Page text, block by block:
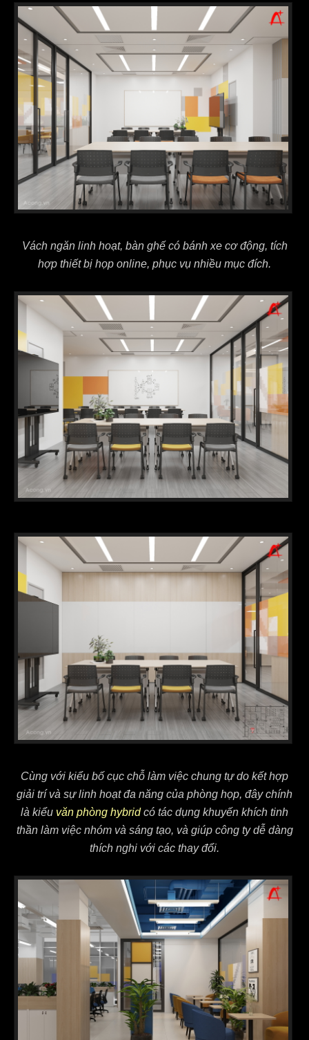
Vách ngăn linh hoạt, bàn ghế có bánh xe cơ động, tích
hợp thiết bị họp online, phục vụ nhiều mục đích.
Cùng với kiểu bố cục chỗ làm việc chung tự do kết hợp
giải trí và sự linh hoạt đa năng của phòng họp, đây chính
là kiểu văn phòng hybridcó tác dụng khuyến khích tinh
thần làm việc nhóm và sáng tạo, và giúp công ty dễ dàng
thích nghi với các thay đổi.